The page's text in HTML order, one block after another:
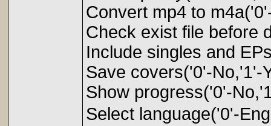
Convert mp4 to
Check exist file before
Include singles and
Save covers('0'-No,'1'-
Show progress('0'-
Select language('0'-